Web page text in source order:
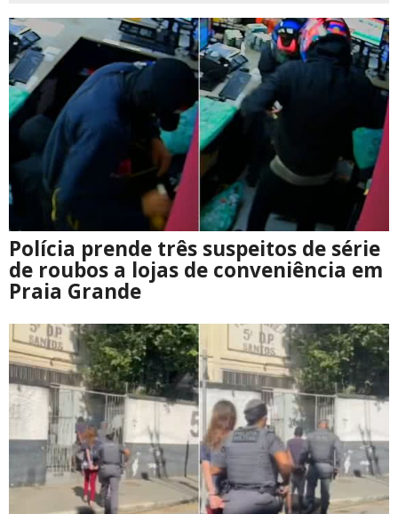
Polícia prende três suspeitos de série
de roubos a lojas de conveniência em
Praia Grande